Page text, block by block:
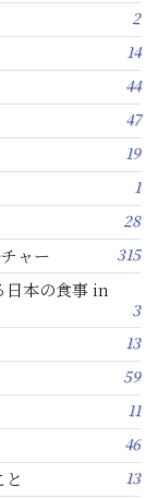
2
14
44
47
19
1
28
ャー 315
日本の食事 in
3
13
59
11
46
13